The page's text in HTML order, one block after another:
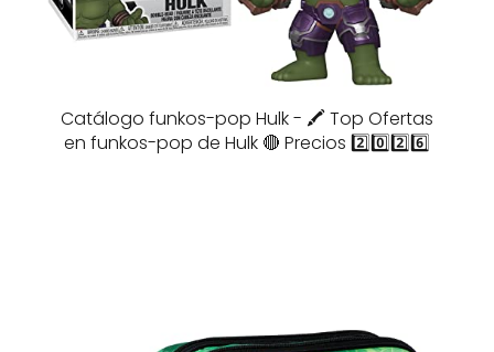
Catálogo funkos-pop Hulk - 🖍️ Top Ofertas
en funkos-pop de Hulk 🔴 Precios 2️⃣0️⃣2️⃣6️⃣